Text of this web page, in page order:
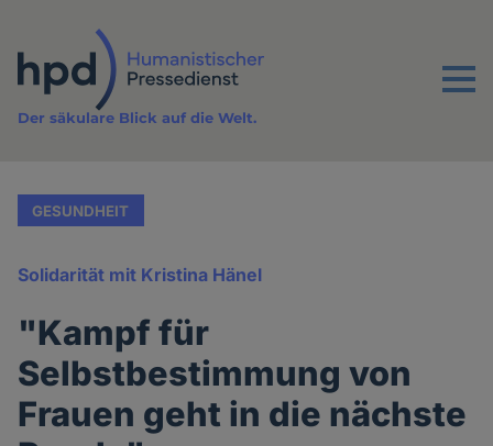
Inhalt
Menu
Der säkulare Blick auf die Welt.
GESUNDHEIT
Solidarität mit Kristina Hänel
"Kampf für
Selbstbestimmung von
Frauen geht in die nächste